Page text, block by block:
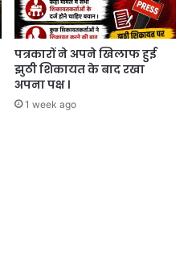
पत्रकारों ने अपने खिलाफ हुई
झुठी शिकायत के बाद रखा
अपना पक्ष ।
1 week ago